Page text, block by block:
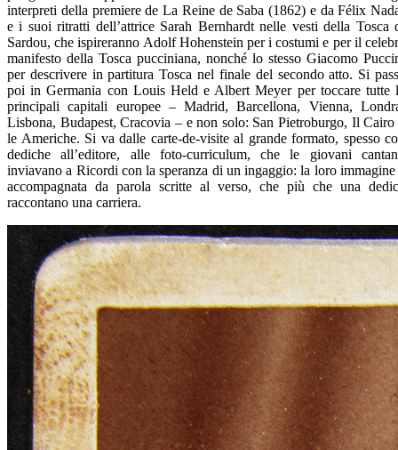
interpreti della premiere de La Reine de Saba (1862) e da Félix
e i suoi ritratti dell’attrice Sarah Bernhardt nelle vesti della Tosca
Sardou, che ispireranno Adolf Hohenstein per i costumi e per il
manifesto della Tosca pucciniana, nonché lo stesso Giacomo
per descrivere in partitura Tosca nel finale del secondo atto. Si
poi in Germania con Louis Held e Albert Meyer per toccare tutte
principali capitali europee – Madrid, Barcellona, Vienna,
Lisbona, Budapest, Cracovia – e non solo: San Pietroburgo, Il Cairo
le Americhe. Si va dalle carte-de-visite al grande formato, spesso
dediche all’editore, alle foto-curriculum, che le giovani
inviavano a Ricordi con la speranza di un ingaggio: la loro immagine
accompagnata da parola scritte al verso, che più che una
raccontano una carriera.